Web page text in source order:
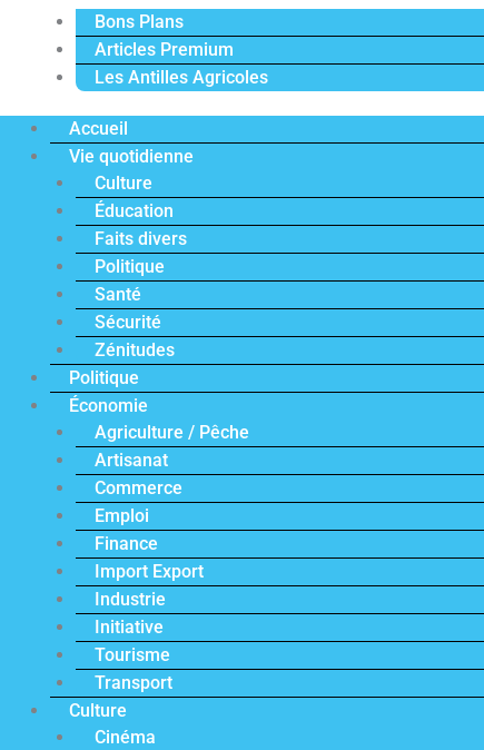
Bons Plans
Articles Premium
Les Antilles Agricoles
Accueil
Vie quotidienne
Culture
Éducation
Faits divers
Politique
Santé
Sécurité
Zénitudes
Politique
Économie
Agriculture / Pêche
Artisanat
Commerce
Emploi
Finance
Import Export
Industrie
Initiative
Tourisme
Transport
Culture
Cinéma